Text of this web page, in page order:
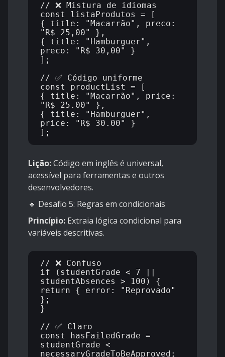
// ❌ Mistura de idiomas
const listaProdutos = [
{ title: "Macarrão", preco:
"R$ 25,00" },
{ title: "Hamburguer",
preco: "R$ 30,00" }
];
// ✅ Código uniforme
const productList = [
{ title: "Macarrão", price:
"R$ 25.00" },
{ title: "Hamburguer",
price: "R$ 30.00" }
Lição:Código em inglês é universal,
acessível para ferramentas e outros
desenvolvedores.
🔹 Desafio 5: Regras em condicionais
Princípio: Extraia lógica condicional para
variáveis descritivas.
// ❌ Confuso
if (studentGrade < 7 ||
studentAbsences > 100) {
return { error: "Reprovado"
};
}
// ✅ Claro
const hasFailedGrade =
studentGrade <
necessaryGradeToBeApproved;